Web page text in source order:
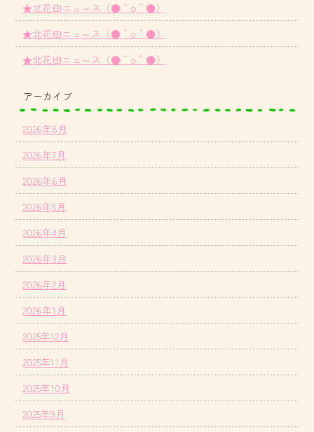
★北花田ニュ～ス（●＾o＾●）
★北花田ニュ～ス（●＾o＾●）
★北花田ニュ～ス（●＾o＾●）
アーカイブ
2026年8月
2026年7月
2026年6月
2026年5月
2026年4月
2026年3月
2026年2月
2026年1月
2025年12月
2025年11月
2025年10月
2025年9月